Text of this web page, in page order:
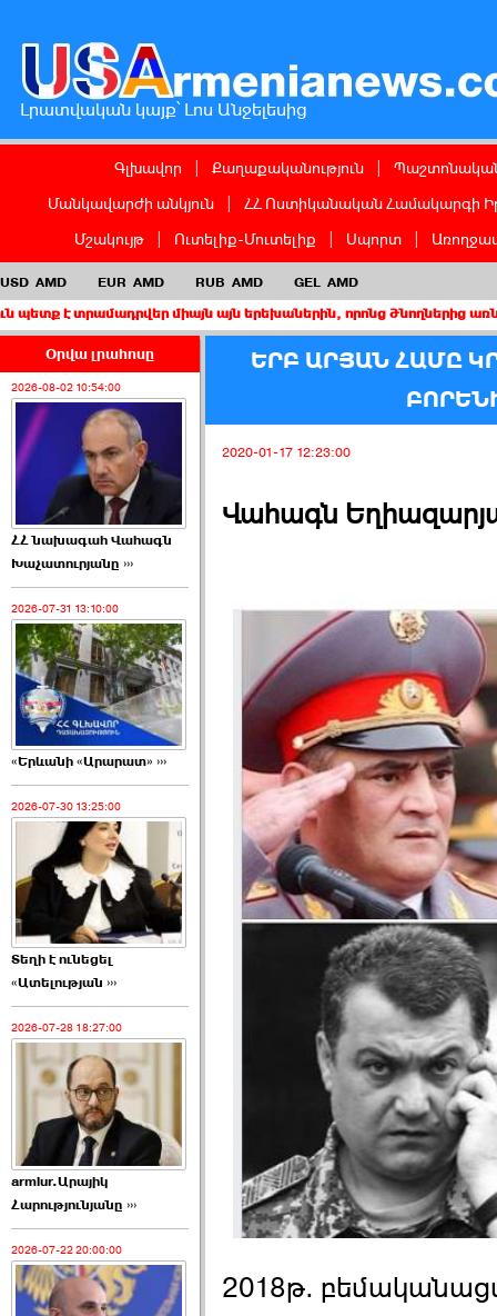
Լրատվական կայք՝ Լոս Անջելեսից
Գլխավոր Քաղաքականություն
Մանկավարժի անկյուն
ՀՀ Ոստիկանական Համակարգի
Մշակույթ
Ուտելիք-Մուտելիք Սպորտ
USD AMD EUR AMD RUB AMD GEL AMD
միայն այն երեխաներին, որոնց ծնողներից առնվազն
Օրվա լրահոսը
2026-08-02 10:54:00
ՀՀ նախագահ Վահագն
Խաչատուրյանը ›››
2026-07-31 13:10:00
«Երևանի «Արարատ» ›››
2026-07-30 13:25:00
Տեղի է ունեցել
«Ատելության ›››
2026-07-28 18:27:00
armlur.Արայիկ
Հարությունյանը ›››
2026-07-22 20:00:00
ԵՐԲ ԱՐՅԱՆ ՀԱՄԸ
2020-01-17 12:23:00
Վահագն
2018թ.